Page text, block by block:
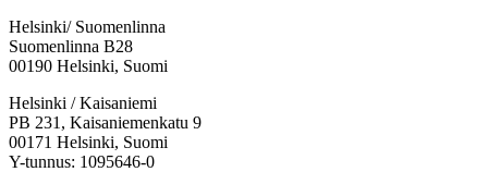
Helsinki/ Suomenlinna
Suomenlinna B28
00190 Helsinki, Suomi
Facebook:
Avataan
uuteen
välilehteen
Instagram:
Avataan
uuteen
välilehteen
TikTok:
Avataan
uuteen
välilehteen
Youtube:
Avataan
uuteen
välilehteen
Vimeo:
Avataan
uuteen
välilehteen
Helsinki / Kaisaniemi
PB 231, Kaisaniemenkatu 9
00171 Helsinki, Suomi
Y-tunnus: 1095646-0